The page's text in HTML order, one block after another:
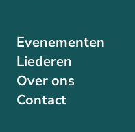
Evenementen
Liederen
Over ons
Contact